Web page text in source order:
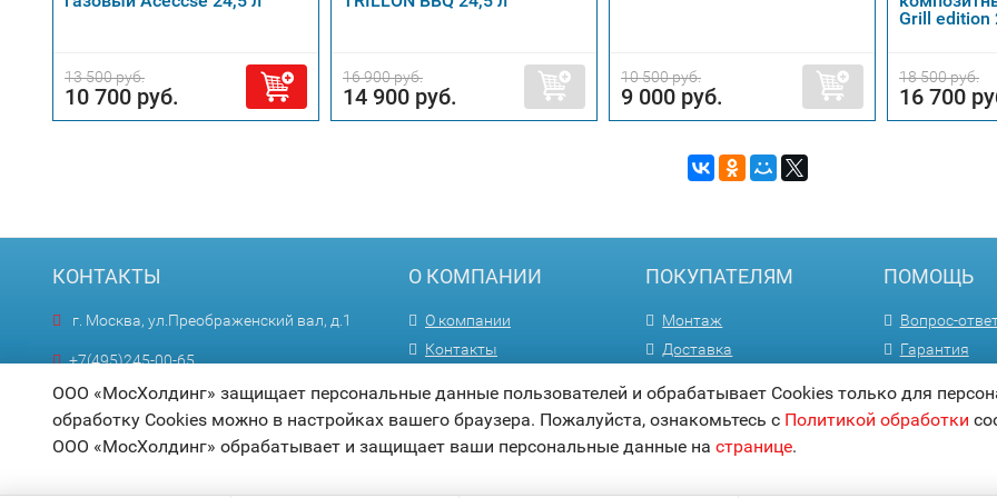
13 500 руб.
10 700 руб.
16 900 руб.
14 900 руб.
10 500 руб.
9 000 руб.
Grill edition
18 500 руб.
16 700
КОНТАКТЫ
г. Москва, ул.Преображенский вал, д.1
+7(495)245-00-65
Пн—Пт 9:00—18:00
info@mosholding.ru
О КОМПАНИИ
О компании
Контакты
ПОКУПАТЕЛЯМ
Монтаж
Доставка
Акции
ПОМОЩЬ
Вопрос-
Гарантия
Карта сайта
ООО «МосХолдинг» защищает персональные данные пользователей и обрабатывает Cookies только для
обработку Cookies можно в настройках вашего браузера. Пожалуйста, ознакомьтесь с Политикой обработки
ООО «МосХолдинг» обрабатывает и защищает ваши персональные данные на странице.